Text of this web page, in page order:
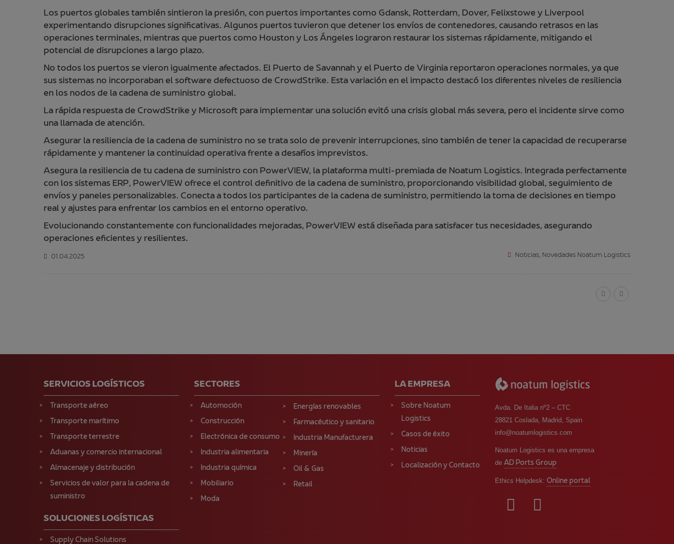
Los puertos globales también sintieron la presión, con puertos importantes como Gdansk, Rotterdam, Dover, Felixstowe y Liverpool
experimentando disrupciones significativas. Algunos puertos tuvieron que detener los envíos de contenedores, causando retrasos en las
operaciones terminales, mientras que puertos como Houston y Los Ángeles lograron restaurar los sistemas rápidamente, mitigando el
potencial de disrupciones a largo plazo.
No todos los puertos se vieron igualmente afectados. El Puerto de Savannah y el Puerto de Virginia reportaron operaciones normales, ya que
sus sistemas no incorporaban el software defectuoso de CrowdStrike. Esta variación en el impacto destacó los diferentes niveles de resiliencia
en los nodos de la cadena de suministro global.
La rápida respuesta de CrowdStrike y Microsoft para implementar una solución evitó una crisis global más severa, pero el incidente sirve como
una llamada de atención.
Asegurar la resiliencia de la cadena de suministro no se trata solo de prevenir interrupciones, sino también de tener la capacidad de recuperarse
rápidamente y mantener la continuidad operativa frente a desafíos imprevistos.
Asegura la resiliencia de tu cadena de suministro con PowerVIEW, la plataforma multi-premiada de Noatum Logistics. Integrada perfectamente
con los sistemas ERP, PowerVIEW ofrece el control definitivo de la cadena de suministro, proporcionando visibilidad global, seguimiento de
envíos y paneles personalizables. Conecta a todos los participantes de la cadena de suministro, permitiendo la toma de decisiones en tiempo
real y ajustes para enfrentar los cambios en el entorno operativo.
Evolucionando constantemente con funcionalidades mejoradas, PowerVIEW está diseñada para satisfacer tus necesidades, asegurando
operaciones eficientes y resilientes.
01.04.2025 Noticias, Novedades Noatum Logistics
SERVICIOS LOGÍSTICOS
Transporte aéreo
Transporte marítimo
Transporte terrestre
Aduanas y comercio internacional
Almacenaje y distribución
Servicios de valor para la cadena de
suministro
SOLUCIONES LOGÍSTICAS
Supply Chain Solutions
SECTORES
Automoción
Construcción
Electrónica de consumo
Industria alimentaria
Industria química
Mobiliario
Moda
Energías renovables
Farmacéutico y sanitario
Industria Manufacturera
Minería
Oil & Gas
Retail
LA EMPRESA
Sobre Noatum
Logistics
Casos de éxito
Noticias
Localización y Contacto
Avda. De Italia nº2 – CTC
28821 Coslada, Madrid, Spain
info@noatumlogistics.com
Noatum Logistics es una empresa
de AD Ports Group
Ethics Helpdesk: Online portal